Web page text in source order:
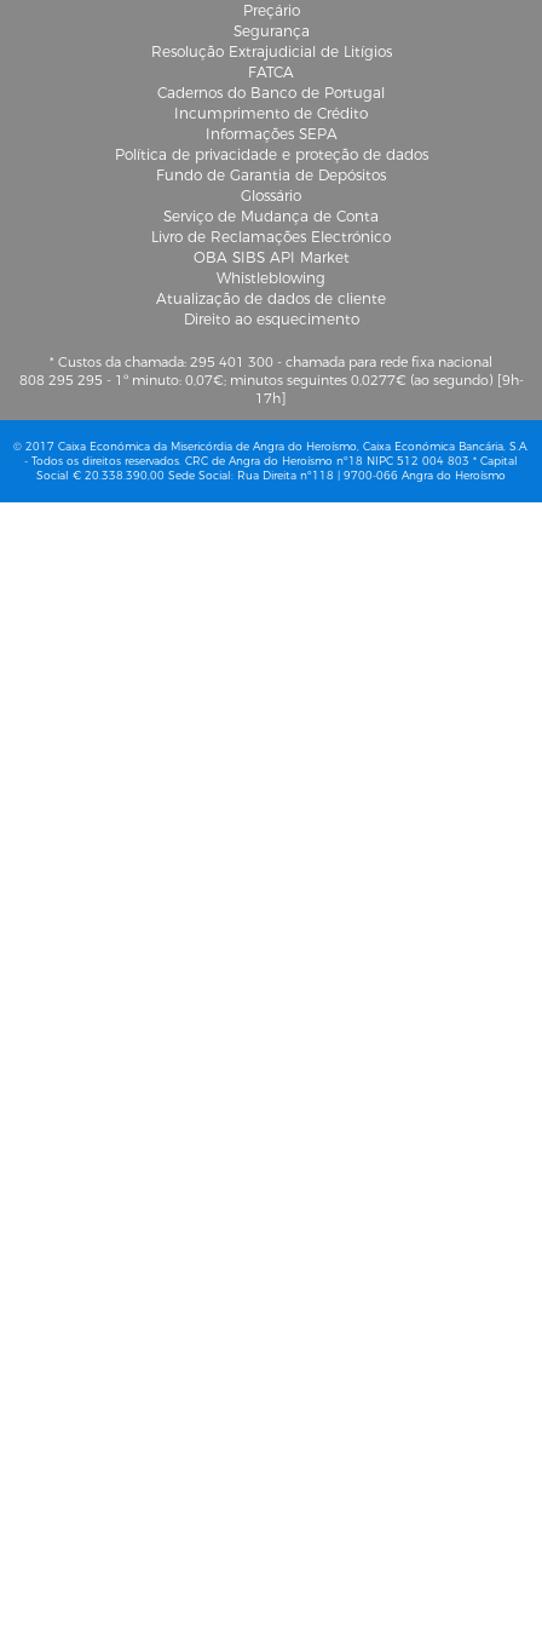
Preçário
Segurança
Resolução Extrajudicial de Litígios
FATCA
Cadernos do Banco de Portugal
Incumprimento de Crédito
Informações SEPA
Política de privacidade e proteção de dados
Fundo de Garantia de Depósitos
Glossário
Serviço de Mudança de Conta
Livro de Reclamações Electrónico
OBA SIBS API Market
Whistleblowing
Atualização de dados de cliente
Direito ao esquecimento
* Custos da chamada: 295 401 300 - chamada para rede fixa nacional
808 295 295 - 1º minuto: 0,07€; minutos seguintes 0,0277€ (ao segundo) [9h-
17h]
© 2017 Caixa Económica da Misericórdia de Angra do Heroísmo, Caixa Económica Bancária, S.A.
- Todos os direitos reservados. CRC de Angra do Heroísmo nº18 NIPC 512 004 803 * Capital
Social € 20.338.390,00 Sede Social: Rua Direita nº118 | 9700-066 Angra do Heroísmo